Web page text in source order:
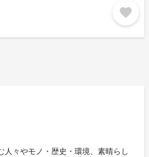
favorite
人々やモノ・歴史・環境、素晴らし